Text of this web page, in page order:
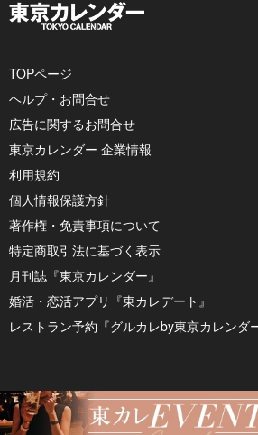
TOPページ
ヘルプ・お問合せ
広告に関するお問合せ
東京カレンダー 企業情報
利用規約
個人情報保護方針
著作権・免責事項について
特定商取引法に基づく表示
月刊誌『東京カレンダー』
婚活・恋活アプリ『東カレデート』
レストラン予約『グルカレby東京カレンダ
© 2026